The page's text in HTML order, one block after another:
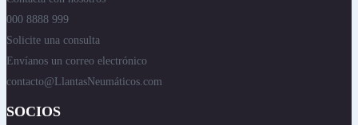
000 8888 999
Solicite una consulta
Envíanos un correo electrónico
contacto@LlantasNeumáticos.com
SOCIOS